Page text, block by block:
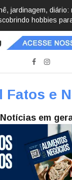
jardinagem, diário:
hobbies
Fatos e
Notícias em